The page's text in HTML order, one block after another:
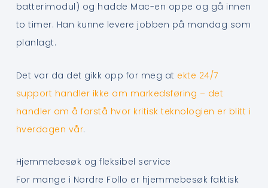
batterimodul) og hadde Mac-en oppe og gå innen
to timer. Han kunne levere jobben på mandag som
planlagt.
Det var da det gikk opp for meg at ekte 24/7
support handler ikke om markedsføring – det
handler om å forstå hvor kritisk teknologien er blitt i
hverdagen vår.
Hjemmebesøk og fleksibel service
For mange i Nordre Follo er hjemmebesøk faktisk